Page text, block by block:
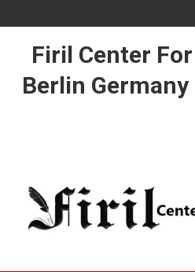
Firil Center
Berlin